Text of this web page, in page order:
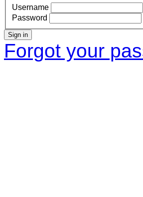
Username
Password
Sign in
Forgot your